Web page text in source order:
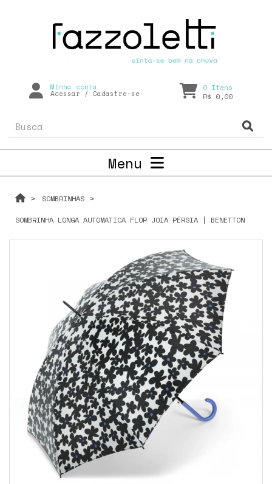
Minha conta
Acessar / Cadastre-se
0 Itens
R$ 0,00
Menu
SOMBRINHAS
SOMBRINHA LONGA AUTOMATICA FLOR JOIA PÉRSIA | BENETTON